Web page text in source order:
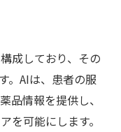
み
来
化
薬局のAI活用事
成しており、その
。AIは、患者の服
品情報を提供し、
を可能にします。